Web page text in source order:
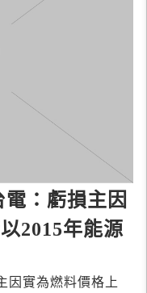
：虧損主因
2015年能源
因實為燃料價格上